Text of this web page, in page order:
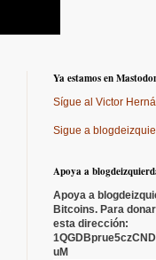
Ya estamos en
Sígue al Victor
Sigue a
Apoya a
Apoya a
Bitcoins. Para
esta dirección:
uM